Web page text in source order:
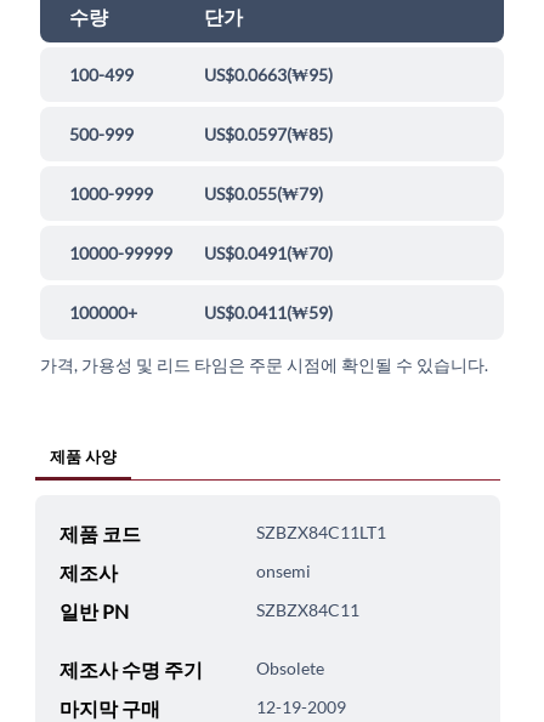
수량 단가
100-499 US$0.0663(₩95)
500-999 US$0.0597(₩85)
1000-9999 US$0.055(₩79)
10000-99999 US$0.0491(₩70)
100000+ US$0.0411(₩59)
가격, 가용성 및 리드 타임은 주문 시점에 확인될 수 있습니다.
제품 사양
제품 코드 SZBZX84C11LT1
제조사 onsemi
일반 PN SZBZX84C11
제조사 수명 주기 Obsolete
마지막 구매 12-19-2009